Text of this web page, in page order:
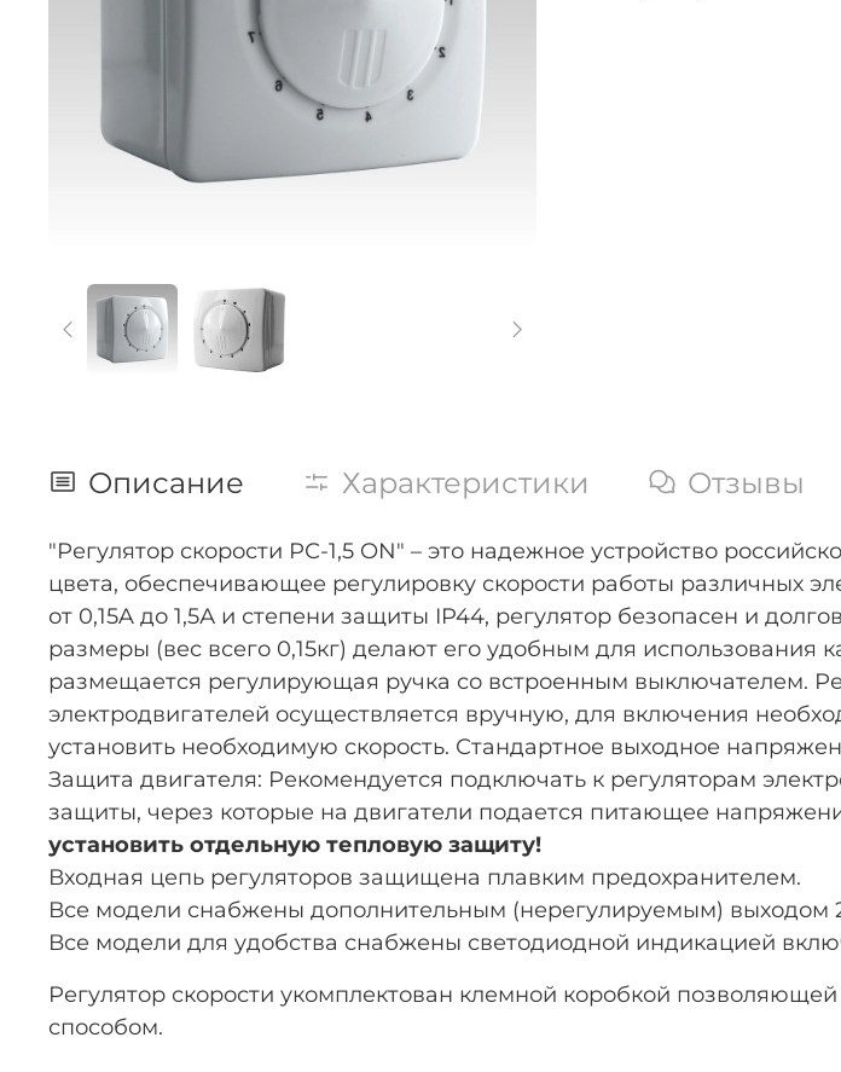
Описание Характеристики Отзывы
"Регулятор скорости РС-1,5 ON" – это надежное устройство
цвета, обеспечивающее регулировку скорости работы различных
от 0,15A до 1,5А и степени защиты IP44, регулятор безопасен и
размеры (вес всего 0,15кг) делают его удобным для использования
размещается регулирующая ручка со встроенным выключателем.
электродвигателей осуществляется вручную, для включения
установить необходимую скорость. Стандартное выходное
Защита двигателя: Рекомендуется подключать к регуляторам
защиты, через которые на двигатели подается питающее
установить отдельную тепловую защиту!
Входная цепь регуляторов защищена плавким предохранителем.
Все модели снабжены дополнительным (нерегулируемым) выходом
Все модели для удобства снабжены светодиодной индикацией
Регулятор скорости укомплектован клемной коробкой
способом.